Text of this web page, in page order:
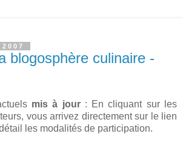
blogosphère culinaire -
mis à jour: En cliquant sur les
vous arrivez directement sur le lien
les modalités de participation.